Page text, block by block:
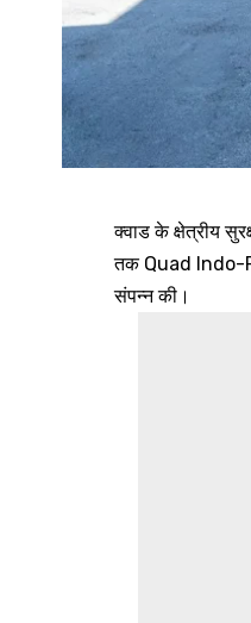
क्वाड के क्षेत्रीय
तक Quad Indo-
संपन्न की।